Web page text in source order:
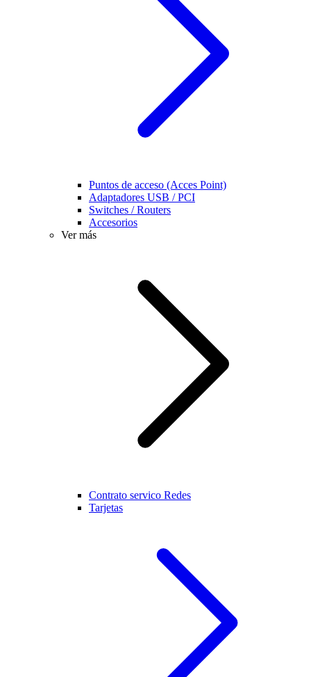
Puntos de acceso (Acces Point)
Adaptadores USB / PCI
Switches / Routers
Accesorios
Ver más
Contrato servico Redes
Tarjetas